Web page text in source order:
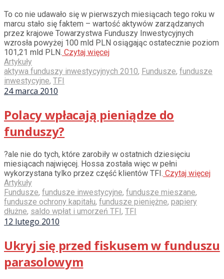
To co nie udawało się w pierwszych miesiącach tego roku w
marcu stało się faktem – wartość aktywów zarządzanych
przez krajowe Towarzystwa Funduszy Inwestycyjnych
wzrosła powyżej 100 mld PLN osiągając ostatecznie poziom
101,21 mld PLN. Czytaj więcej
Artykuły
aktywa funduszy inwestycyjnych 2010, Fundusze, fundusze
inwestycyjne, TFI
24 marca 2010
Polacy wpłacają pieniądze do
funduszy?
?ale nie do tych, które zarobiły w ostatnich dziesięciu
miesiącach najwięcej. Hossa została więc w pełni
wykorzystana tylko przez część klientów TFI. Czytaj więcej
Artykuły
Fundusze, fundusze inwestycyjne, fundusze mieszane,
fundusze ochrony kapitału, fundusze pieniężne, papiery
dłużne, saldo wpłat i umorzeń TFI, TFI
12 lutego 2010
Ukryj się przed fiskusem w funduszu
parasolowym